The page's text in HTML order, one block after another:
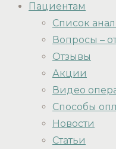
Пациентам
Список
Вопросы –
Отзывы
Акции
Видео
Способы
Новости
Статьи